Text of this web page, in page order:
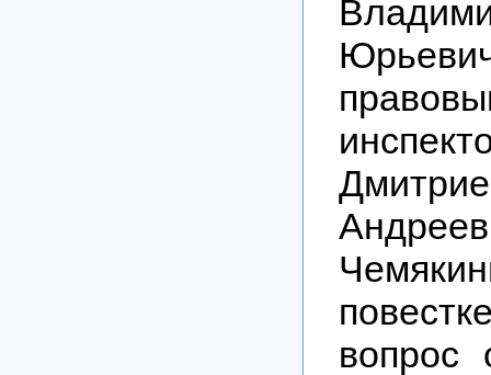
вопрос